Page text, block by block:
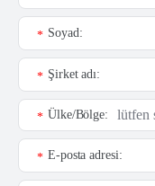
Soyad:
*
Şirket adı:
*
Ülke/Bölge:
*
E-posta adresi:
*